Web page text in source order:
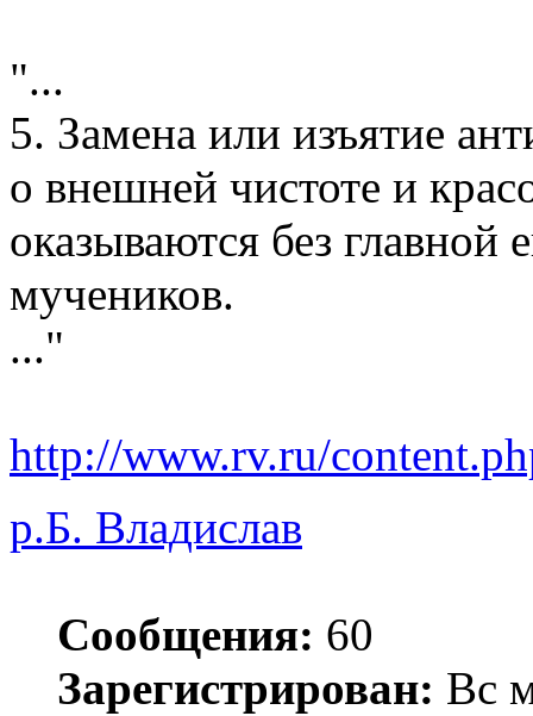
"...
5. Замена или изъятие
о внешней чистоте и
оказываются без
мучеников.
..."
http://www.rv.ru/
р.Б. Владислав
Сообщения: 60
Зарегистрирован: Вс